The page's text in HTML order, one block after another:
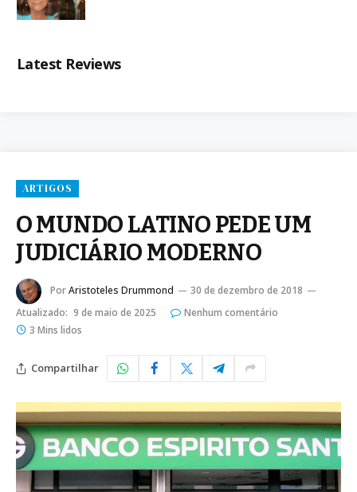
Latest Reviews
ARTIGOS
O MUNDO LATINO PEDE UM
JUDICIÁRIO MODERNO
PorAristoteles Drummond
30 de dezembro de 2018
Atualizado: 9 de maio de 2025
Nenhum comentário
3 Mins lidos
Compartilhar